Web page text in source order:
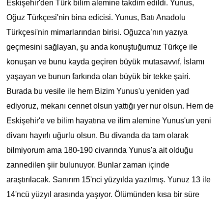
Eskişehir'den Türk bilim alemine takdim edildi. Yunus,
Oğuz Türkçesi'nin bina edicisi. Yunus, Batı Anadolu
Türkçesi'nin mimarlarından birisi. Oğuzca’nın yazıya
geçmesini sağlayan, şu anda konuştuğumuz Türkçe ile
konuşan ve bunu kayda geçiren büyük mutasavvıf, İslamı
yaşayan ve bunun farkında olan büyük bir tekke şairi.
Burada bu vesile ile hem Bizim Yunus'u yeniden yad
ediyoruz, mekanı cennet olsun yattığı yer nur olsun. Hem de
Eskişehir'e ve bilim hayatına ve ilim alemine Yunus'un yeni
divanı hayırlı uğurlu olsun. Bu divanda da tam olarak
bilmiyorum ama 180-190 civarında Yunus'a ait olduğu
zannedilen şiir bulunuyor. Bunlar zaman içinde
araştırılacak. Sanırım 15'nci yüzyılda yazılmış. Yunuz 13 ile
14'ncü yüzyıl arasında yaşıyor. Ölümünden kısa bir süre